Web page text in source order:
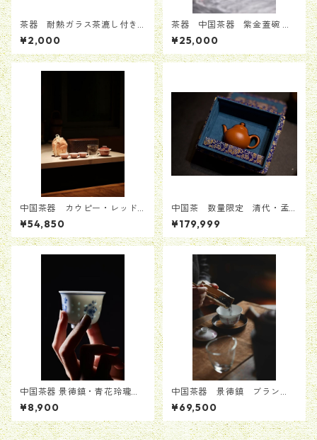
茶器 耐熱ガラス茶漉し付き
日本式急須ポット 1つ
¥2,000
茶器 中国茶器 紫金蓋碗
手作り 送料無料
¥25,000
中国茶器 カウピー・レッド
磁器 携帯用工夫茶器セット
（手描き青花魚藻文様）
¥54,850
中国茶 数量限定 清代・孟
臣写し 梨形朱泥急須
¥179,999
中国茶器 景徳鎮・青花玲瓏
杯 掌に光が宿る伝統工芸茶
器 中国伝統工芸「玲瓏磁」
1970年代復刻 玲瓏茶杯 55m
l 透かし彫り茶器 2客セット
¥8,900
中国茶器 景徳鎮 ブラン
ド 数量限定版 完売品 茶
器セット 手書き 送料無料
¥69,500